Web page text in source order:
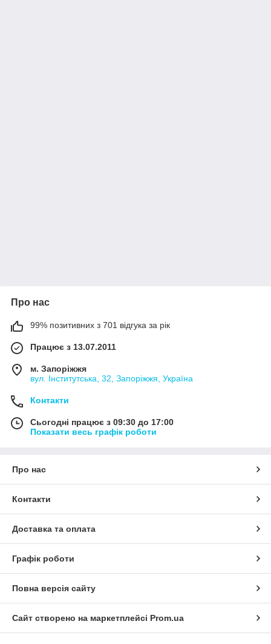
Про нас
99% позитивних з 701 відгука за рік
Працює з 13.07.2011
м. Запоріжжя
вул. Інститутська, 32, Запоріжжя, Україна
Контакти
Сьогодні працює з 09:30 до 17:00
Показати весь графік роботи
Про нас
Контакти
Доставка та оплата
Графік роботи
Повна версія сайту
Сайт створено на маркетплейсі Prom.ua